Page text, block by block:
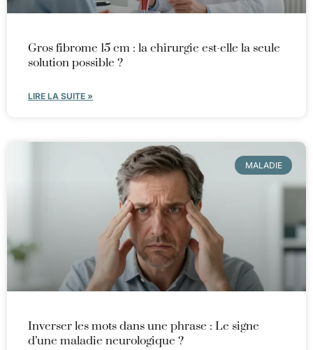
Gros fibrome 15 cm : la chirurgie est-elle la seule
solution possible ?
LIRE LA SUITE »
MALADIE
Inverser les mots dans une phrase : Le signe
d’une maladie neurologique ?